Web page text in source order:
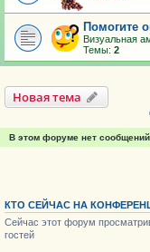
Помогите
Визуальная
Темы: 2
Новая тема
В этом форуме нет сообщений.
КТО СЕЙЧАС НА
Сейчас этот форум
гостей